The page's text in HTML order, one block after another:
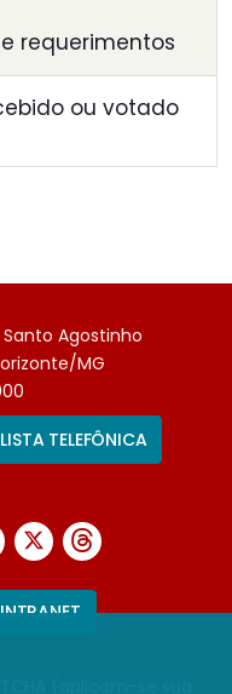
requerimentos
ou votado
Santo Agostinho
MG
LISTA TELEFÔNICA
INTRANET
(aplicam-se sua